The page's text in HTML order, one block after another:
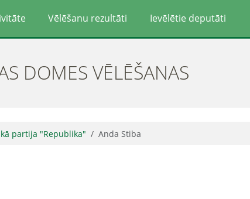
Vēlēšanu rezultāti Ievēlētie deputāti
DOMES VĒLĒŠANAS
partija "Republika" Anda Stiba